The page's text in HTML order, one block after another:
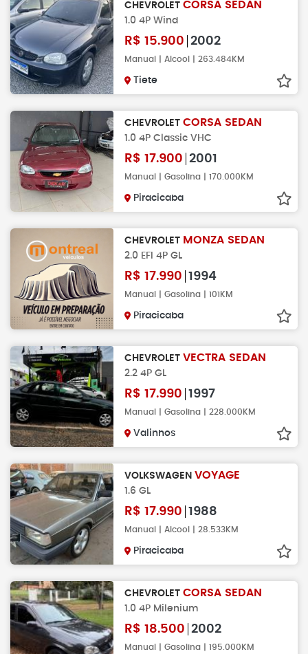
CHEVROLET CORSA SEDAN
1.0 4P Wind
R$ 15.900 2002
Manual | Alcool | 263.484KM
Tiete
CHEVROLET CORSA SEDAN
1.0 4P Classic VHC
R$ 17.900 2001
Manual | Gasolina | 170.000KM
Piracicaba
CHEVROLET MONZA SEDAN
2.0 EFI 4P GL
R$ 17.990 1994
Manual | Gasolina | 101KM
Piracicaba
CHEVROLET VECTRA SEDAN
2.2 4P GL
R$ 17.990 1997
Manual | Gasolina | 228.000KM
Valinhos
VOLKSWAGEN VOYAGE
1.6 GL
R$ 17.990 1988
Manual | Alcool | 28.533KM
Piracicaba
CHEVROLET CORSA SEDAN
1.0 4P Milenium
R$ 18.500 2002
Manual | Gasolina | 195.000KM